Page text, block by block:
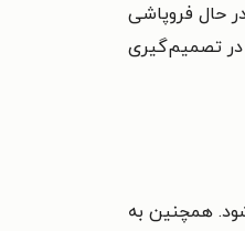
حال فروپاشی
در تصمیم‌گیری
همچنین به